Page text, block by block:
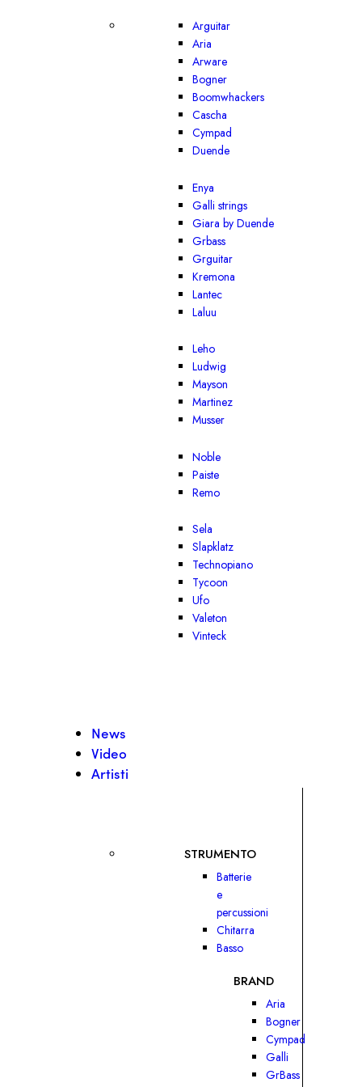
Arguitar
Aria
Arware
Bogner
Boomwhackers
Cascha
Cympad
Duende
Enya
Galli strings
Giara by Duende
Grbass
Grguitar
Kremona
Lantec
Laluu
Leho
Ludwig
Mayson
Martinez
Musser
Noble
Paiste
Remo
Sela
Slapklatz
Technopiano
Tycoon
Ufo
Valeton
Vinteck
News
Video
Artisti
STRUMENTO
Batterie
e
percussioni
Chitarra
Basso
BRAND
Aria
Bogner
Cympad
Galli
GrBass